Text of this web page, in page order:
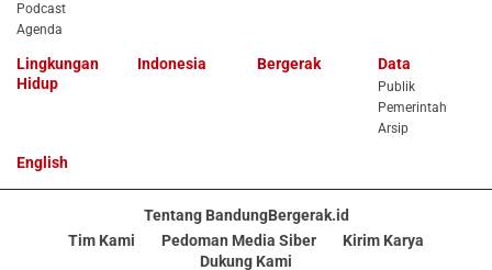
Podcast
Agenda
Lingkungan
Hidup
Indonesia Bergerak Data
Publik
Pemerintah
Arsip
English
Tentang BandungBergerak.id
Tim Kami
Pedoman Media Siber
Kirim Karya
Dukung Kami